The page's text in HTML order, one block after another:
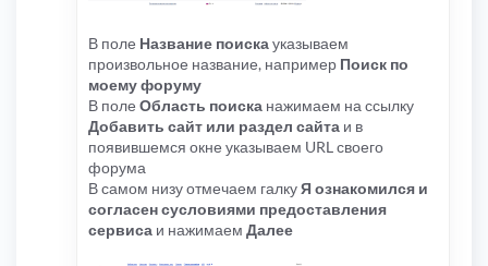
В поле Название поискауказываем
произвольное название, например Поиск по
моему форуму
В поле Область поиска нажимаем на ссылку
Добавить сайт или раздел сайта и в
появившемся окне указываем URL своего
форума
В самом низу отмечаем галкуЯ ознакомился и
согласен сусловиями предоставления
сервиса и нажимаем Далее